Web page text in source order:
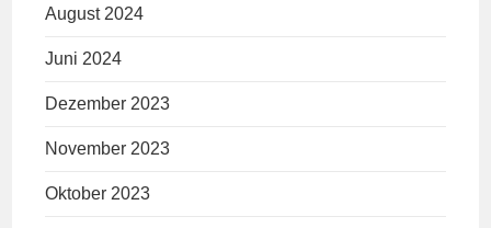
August 2024
Juni 2024
Dezember 2023
November 2023
Oktober 2023